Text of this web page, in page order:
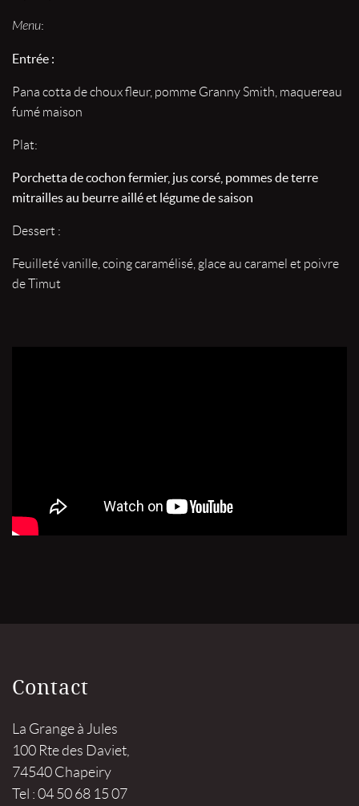
Menu:
Entrée :
Pana cotta de choux fleur, pomme Granny Smith, maquereau
fumé maison
Plat:
Porchetta de cochon fermier, jus corsé, pommes de terre
mitrailles au beurre aillé et légume de saison
Dessert :
Feuilleté vanille, coing caramélisé, glace au caramel et poivre
de Timut
Contact
La Grange à Jules
100 Rte des Daviet,
74540 Chapeiry
Tel : 04 50 68 15 07